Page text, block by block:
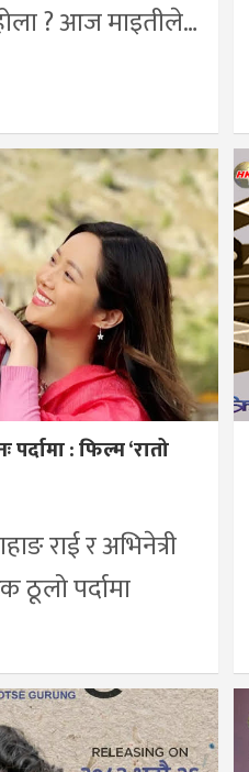
? आज माइतीले…
: फिल्म ‘रातो
राई र अभिनेत्री
पर्दामा